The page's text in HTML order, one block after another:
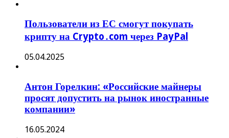
Пользователи из ЕС смогут покупать
крипту на Crypto․com через PayPal
05.04.2025
Антон Горелкин: «Российские майнеры
просят допустить на рынок иностранные
компании»
16.05.2024